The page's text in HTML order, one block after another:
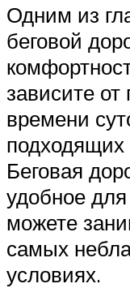
Одним из
беговой
зависите от
времени
Беговая
удобное
можете
самых
условиях.